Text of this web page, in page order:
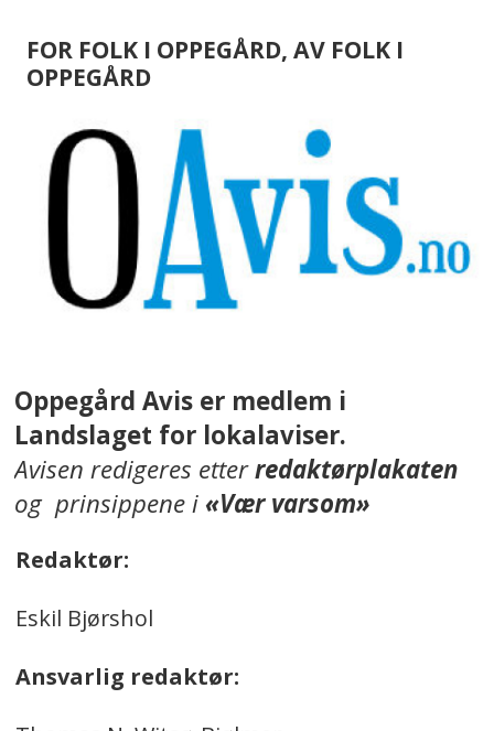
FOR FOLK I OPPEGÅRD, AV FOLK I
OPPEGÅRD
Oppegård Avis er medlem i
Landslaget for lokalaviser.
Avisen redigeres etterredaktørplakaten
og prinsippene i«Vær varsom»
Redaktør:
Eskil Bjørshol
Ansvarlig redaktør: